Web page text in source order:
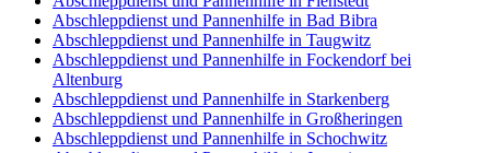
Abschleppdienst und Pannenhilfe in Bad Bibra
Abschleppdienst und Pannenhilfe in Taugwitz
Abschleppdienst und Pannenhilfe in Fockendorf bei
Altenburg
Abschleppdienst und Pannenhilfe in Starkenberg
Abschleppdienst und Pannenhilfe in Großheringen
Abschleppdienst und Pannenhilfe in Schochwitz